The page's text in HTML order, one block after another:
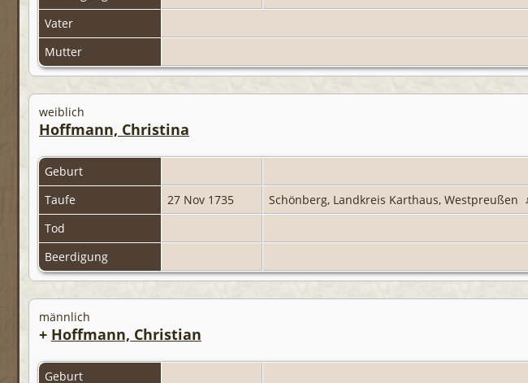
Vater
Mutter
weiblich
Hoffmann, Christina
Geburt
Taufe
27 Nov 1735
Schönberg, Landkreis Karthaus, Westpreußen
Tod
Beerdigung
männlich
+ Hoffmann, Christian
Geburt